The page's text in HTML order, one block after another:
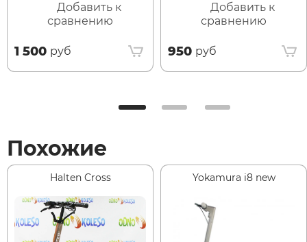
Добавить к
сравнению
1 500 руб
Добавить к
сравнению
950 руб
Похожие
Halten Cross Yokamura i8 new